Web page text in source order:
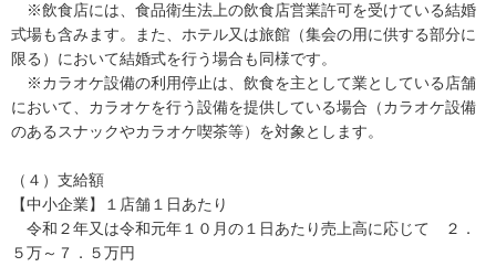
※飲食店には、食品衛生法上の飲食店営業許可を受けている結婚
式場も含みます。また、ホテル又は旅館（集会の用に供する部分に
限る）において結婚式を行う場合も同様です。
※カラオケ設備の利用停止は、飲食を主として業としている店舗
において、カラオケを行う設備を提供している場合（カラオケ設備
のあるスナックやカラオケ喫茶等）を対象とします。
（４）支給額
【中小企業】１店舗１日あたり
令和２年又は令和元年１０月の１日あたり売上高に応じて ２．
５万～７．５万円